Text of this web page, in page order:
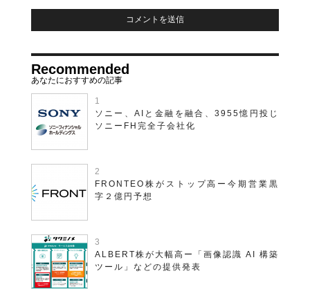
Recommended
ソニー、AIと金融を融合、3955憶円投じ
ソニーFH完全子会社化
FRONTEO株がストップ高ー今期営業黒
字２億円予想
ALBERT株が大幅高ー「画像認識 AI 構築
ツール」などの提供発表